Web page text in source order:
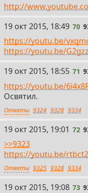
http://
70
19 окт 2015, 18:49 70
https://youtu.be/
https://youtu.be/
71
19 окт 2015, 18:55 71
https://youtu.be/
Освятил.
Ответы 9324 9328 9334
72
19 окт 2015, 19:01 72
>>9323
https://youtu.be/
Ответы 9325 9328 9334
73
19 окт 2015, 19:08 73